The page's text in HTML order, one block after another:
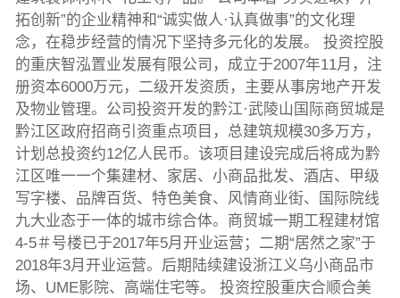
拓创新”的企业精神和“诚实做人·认真做事”的文化理
念，在稳步经营的情况下坚持多元化的发展。 投资控股
的重庆智泓置业发展有限公司，成立于2007年11月，注
册资本6000万元，二级开发资质，主要从事房地产开发
及物业管理。公司投资开发的黔江·武陵山国际商贸城是
黔江区政府招商引资重点项目，总建筑规模30多万方，
计划总投资约12亿人民币。该项目建设完成后将成为黔
江区唯一一个集建材、家居、小商品批发、酒店、甲级
写字楼、品牌百货、特色美食、风情商业街、国际院线
九大业态于一体的城市综合体。商贸城一期工程建材馆
4-5＃号楼已于2017年5月开业运营；二期“居然之家”于
2018年3月开业运营。后期陆续建设浙江义乌小商品市
场、UME影院、高端住宅等。 投资控股重庆合顺合美